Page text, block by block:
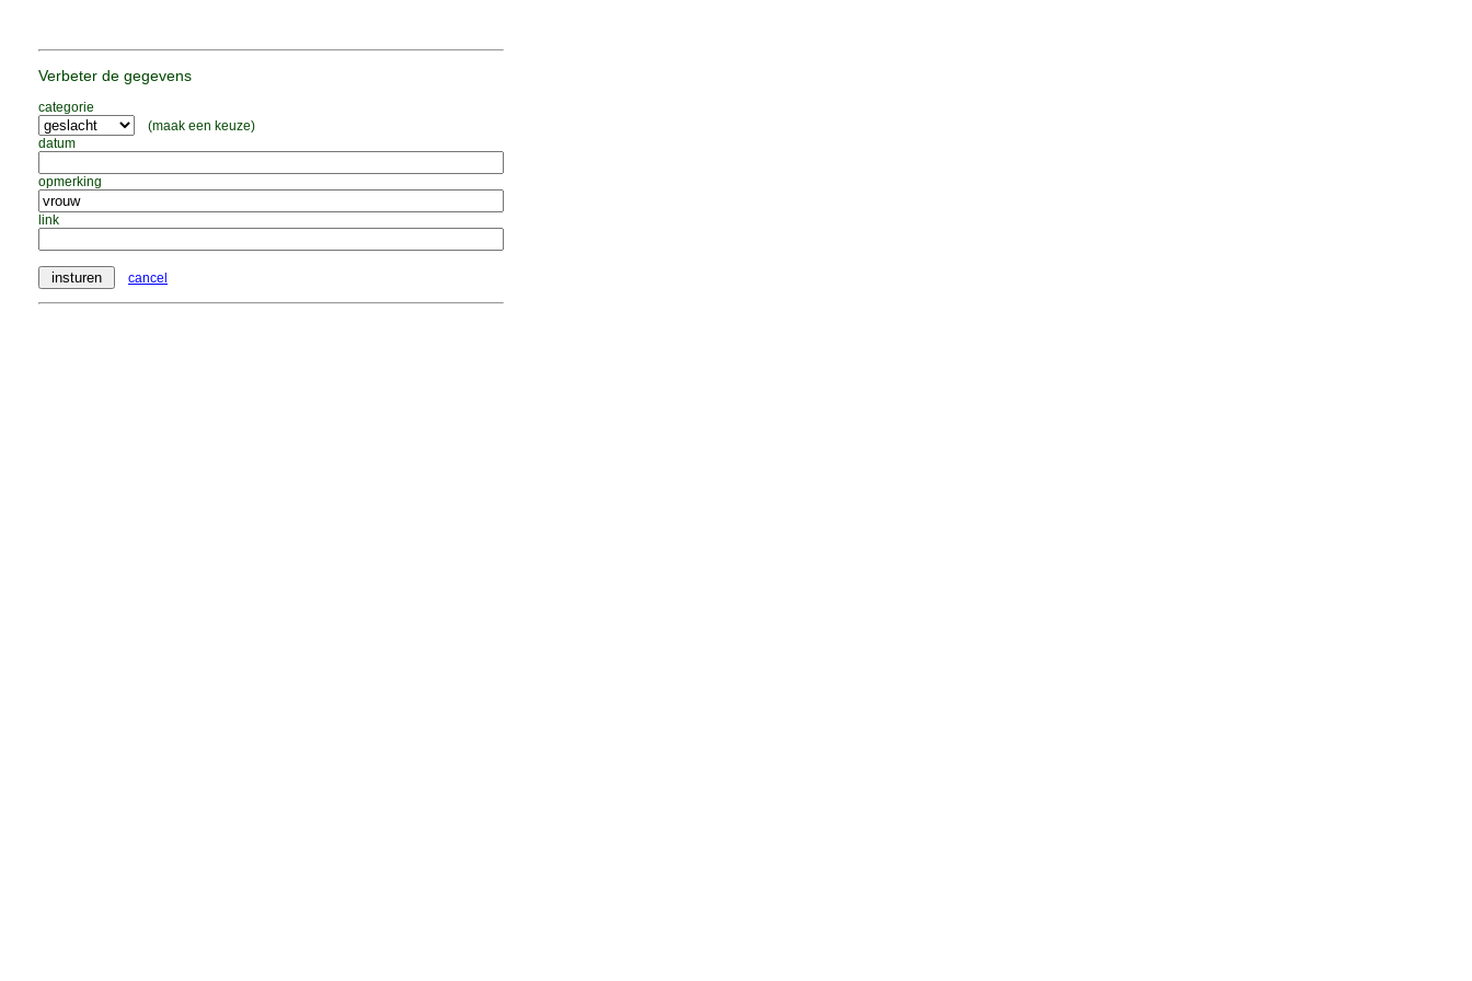
Verbeter de gegevens
categorie
(maak een keuze)
datum
opmerking
link
cancel